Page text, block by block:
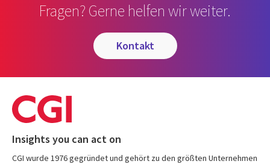
Fragen? Gerne helfen wir weiter.
kontakt
Insights you can act on
CGI wurde 1976 gegründet und gehört zu den größten Unternehmen